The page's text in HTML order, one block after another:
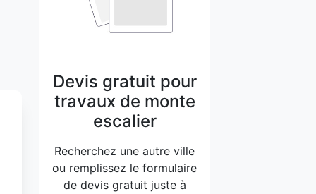
Devis gratuit pour
travaux de monte
escalier
Recherchez une autre ville
ou remplissez le formulaire
de devis gratuit juste à